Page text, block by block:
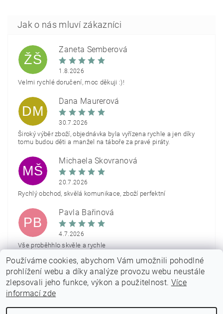
ŽŠ
Žaneta Šemberová
1.8.2026
Velmi rychlé doručení, moc děkuji :)!
DM
Dana Maurerová
30.7.2026
Široký výběr zboží, objednávka byla vyřízena rychle a jen díky
tomu budou děti a manžel na táboře za pravé piráty.
MŠ
Michaela Škovranová
20.7.2026
Rychlý obchod, skvělá komunikace, zboží perfektní
PB
Pavla Bařinová
4.7.2026
Vše proběhhlo skvěle a rychle
Zobrazit další hodnocení
Používáme cookies, abychom Vám umožnili pohodlné
prohlížení webu a díky analýze provozu webu neustále
zlepsovali jeho funkce, výkon a použitelnost. Více
informací zde